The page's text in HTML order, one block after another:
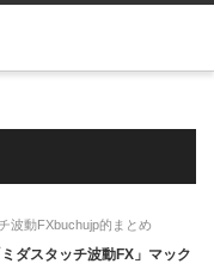
波動FXbuchujp的まとめ
ダスタッチ波動FX」マック